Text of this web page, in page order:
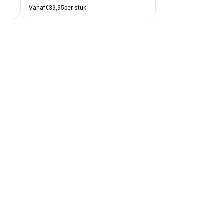
Vanaf€39,95per stuk